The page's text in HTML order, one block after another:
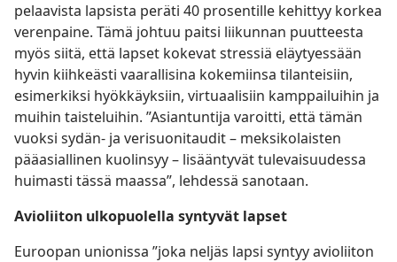
pelaavista lapsista peräti 40 prosentille kehittyy korkea
verenpaine. Tämä johtuu paitsi liikunnan puutteesta
myös siitä, että lapset kokevat stressiä eläytyessään
hyvin kiihkeästi vaarallisina kokemiinsa tilanteisiin,
esimerkiksi hyökkäyksiin, virtuaalisiin kamppailuihin ja
muihin taisteluihin. ”Asiantuntija varoitti, että tämän
vuoksi sydän- ja verisuonitaudit – meksikolaisten
pääasiallinen kuolinsyy – lisääntyvät tulevaisuudessa
huimasti tässä maassa”, lehdessä sanotaan.
Avioliiton ulkopuolella syntyvät lapset
Euroopan unionissa ”joka neljäs lapsi syntyy avioliiton